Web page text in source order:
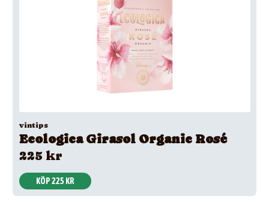
vintips
Ecologica Girasol Organic Rosé
225 kr
KÖP 225 KR